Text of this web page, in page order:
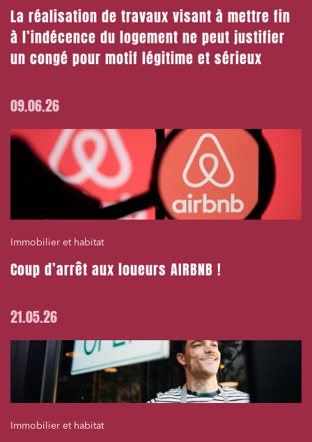
La réalisation de travaux visant à mettre fin
à l’indécence du logement ne peut justifier
un congé pour motif légitime et sérieux
09.06.26
Immobilier et habitat
Coup d’arrêt aux loueurs AIRBNB !
21.05.26
Immobilier et habitat